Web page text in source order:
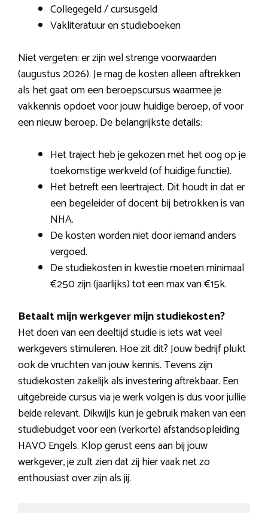
Collegegeld / cursusgeld
Vakliteratuur en studieboeken
Niet vergeten: er zijn wel strenge voorwaarden
(augustus 2026). Je mag de kosten alleen aftrekken
als het gaat om een beroepscursus waarmee je
vakkennis opdoet voor jouw huidige beroep, of voor
een nieuw beroep. De belangrijkste details:
Het traject heb je gekozen met het oog op je
toekomstige werkveld (of huidige functie).
Het betreft een leertraject. Dit houdt in dat er
een begeleider of docent bij betrokken is van
NHA.
De kosten worden niet door iemand anders
vergoed.
De studiekosten in kwestie moeten minimaal
€250 zijn (jaarlijks) tot een max van €15k.
Betaalt mijn werkgever mijn studiekosten?
Het doen van een deeltijd studie is iets wat veel
werkgevers stimuleren. Hoe zit dit? Jouw bedrijf plukt
ook de vruchten van jouw kennis. Tevens zijn
studiekosten zakelijk als investering aftrekbaar. Een
uitgebreide cursus via je werk volgen is dus voor jullie
beide relevant. Dikwijls kun je gebruik maken van een
studiebudget voor een (verkorte) afstandsopleiding
HAVO Engels. Klop gerust eens aan bij jouw
werkgever, je zult zien dat zij hier vaak net zo
enthousiast over zijn als jij.